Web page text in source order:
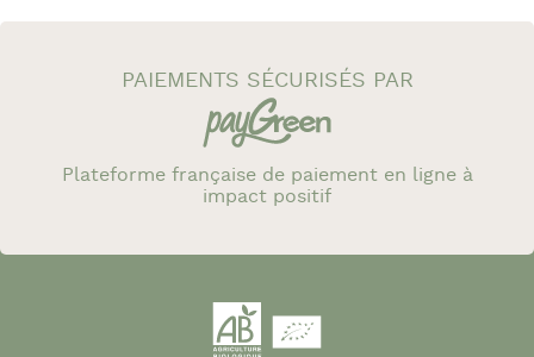
PAIEMENTS SÉCURISÉS PAR
Plateforme française de paiement en ligne à
impact positif